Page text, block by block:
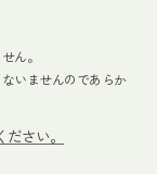
ん。
いませんのであらか
さい。